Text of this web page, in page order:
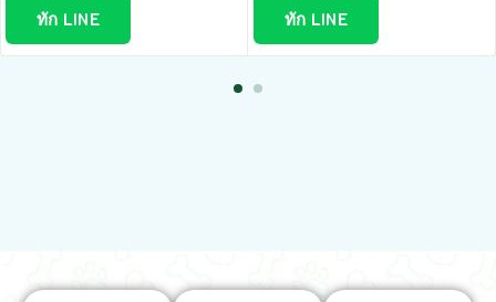
ทัก LINE ทัก LINE